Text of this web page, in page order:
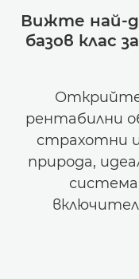
Вижте най-
базов клас
рентабилни
страхотни
природа,